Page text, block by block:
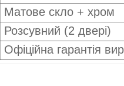
Матове скло + хром
Розсувний (2 двері)
Офіційна гарантія